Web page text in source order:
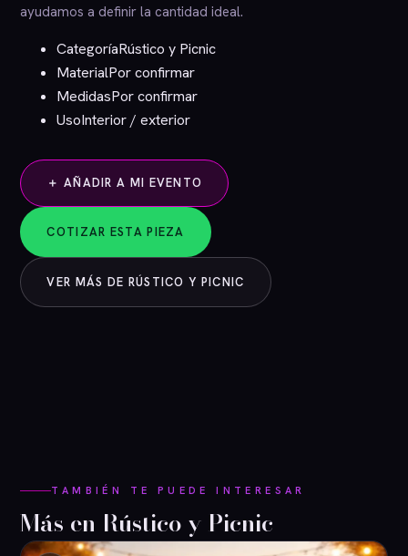
ayudamos a definir la cantidad ideal.
CategoríaRústico y Picnic
MaterialPor confirmar
MedidasPor confirmar
UsoInterior / exterior
＋ AÑADIR A MI EVENTO
COTIZAR ESTA PIEZA
VER MÁS DE RÚSTICO Y PICNIC
TAMBIÉN TE PUEDE INTERESAR
Más en Rústico y Picnic